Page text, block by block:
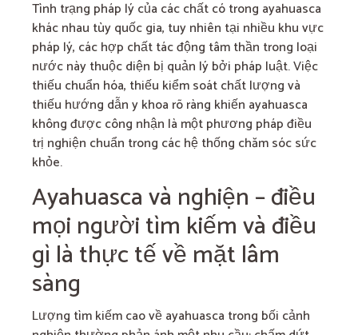
Tình trạng pháp lý của các chất có trong ayahuasca
khác nhau tùy quốc gia, tuy nhiên tại nhiều khu vực
pháp lý, các hợp chất tác động tâm thần trong loại
nước này thuộc diện bị quản lý bởi pháp luật. Việc
thiếu chuẩn hóa, thiếu kiểm soát chất lượng và
thiếu hướng dẫn y khoa rõ ràng khiến ayahuasca
không được công nhận là một phương pháp điều
trị nghiện chuẩn trong các hệ thống chăm sóc sức
khỏe.
Ayahuasca và nghiện – điều
mọi người tìm kiếm và điều
gì là thực tế về mặt lâm
sàng
Lượng tìm kiếm cao về ayahuasca trong bối cảnh